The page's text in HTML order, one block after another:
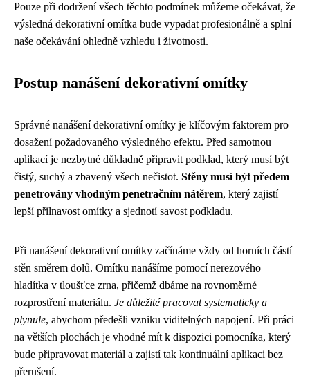
Pouze při dodržení všech těchto podmínek můžeme očekávat, že
výsledná dekorativní omítka bude vypadat profesionálně a splní
naše očekávání ohledně vzhledu i životnosti.
Postup nanášení dekorativní omítky
Správné nanášení dekorativní omítky je klíčovým faktorem pro
dosažení požadovaného výsledného efektu. Před samotnou
aplikací je nezbytné důkladně připravit podklad, který musí být
čistý, suchý a zbavený všech nečistot. Stěny musí být předem
penetrovány vhodným penetračním nátěrem, který zajistí
lepší přilnavost omítky a sjednotí savost podkladu.
Při nanášení dekorativní omítky začínáme vždy od horních částí
stěn směrem dolů. Omítku nanášíme pomocí nerezového
hladítka v tloušťce zrna, přičemž dbáme na rovnoměrné
rozprostření materiálu. Je důležité pracovat systematicky a
plynule, abychom předešli vzniku viditelných napojení. Při práci
na větších plochách je vhodné mít k dispozici pomocníka, který
bude připravovat materiál a zajistí tak kontinuální aplikaci bez
přerušení.